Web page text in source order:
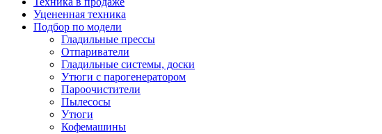
Уцененная техника
Подбор по модели
Гладильные прессы
Отпариватели
Гладильные системы, доски
Утюги с парогенератором
Пароочистители
Пылесосы
Утюги
Кофемашины